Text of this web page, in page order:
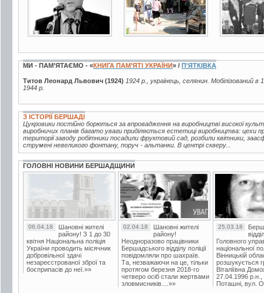
МИ - ПАМ’ЯТАЄМО - «КНИГА ПАМ’ЯТІ УКРАЇНИ» / П'ЯТКІВКА
Титов Леонард Львович (1924) 1924 р., українець, селянин. Мобілізований
1944 р.
З ІСТОРІЇ БЕРШАДІ
Цукровики постійно борються за впровадження на виробництві високої
виробничих планів багато уваги приділяється естетиці виробництва: цехи
території заводу робітники посадили фруктовий сад, розбили квітники,
струмені невеликого фонтану, поруч - альтанки. В центрі скверу...
ГОЛОВНІ НОВИНИ БЕРШАДЩИНИ
06.04.18
Шановні жителі
району! З 1 до 30
квітня Національна поліція
України проводить місячник
добровільної здачі
незареєстрованої зброї та
боєприпасів до неї.»»
02.04.18
Шановні жителі
району!
Неодноразово працівники
Бершадського відділу поліції
повідомляли про шахраїв.
Та, незважаючи на це, тільки
протягом березня 2018-го
четверо осіб стали жертвами
зловмисників....»»
25.03.18
Головного
національної
Вінницькій
розшукується
Віталіївна
27.04.1996 р.н.,
Поташні, вул.